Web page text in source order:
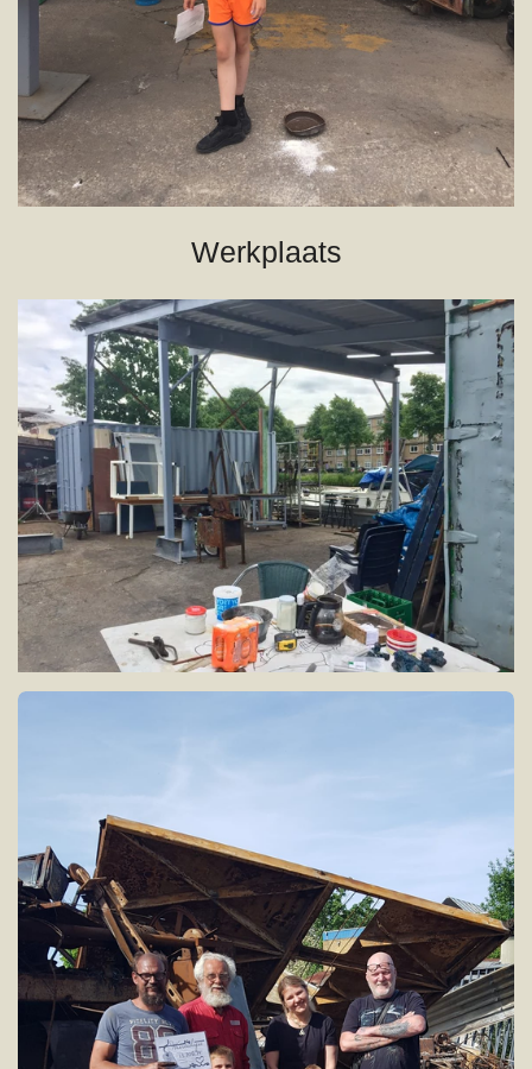
Werkplaats